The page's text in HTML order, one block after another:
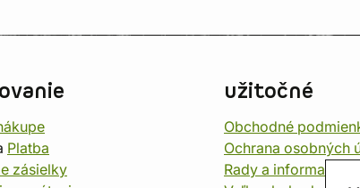
Platba
zásielky
užitočné
Obchodné
Ochrana osobných
Rady a informace